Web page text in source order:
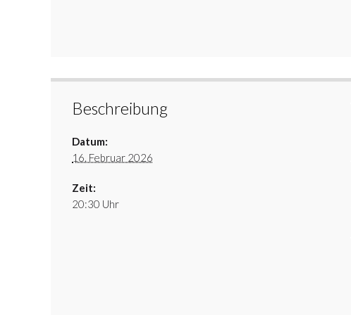
Beschreibung
Datum:
16. Februar 2026
Zeit:
20:30 Uhr